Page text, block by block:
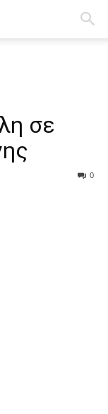
σε
0